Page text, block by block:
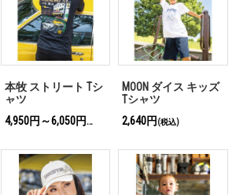
本牧 ストリート Tシ
ャツ
4,950円～6,050円
(税込)
MOON ダイス キッズ
Tシャツ
2,640円 (税込)